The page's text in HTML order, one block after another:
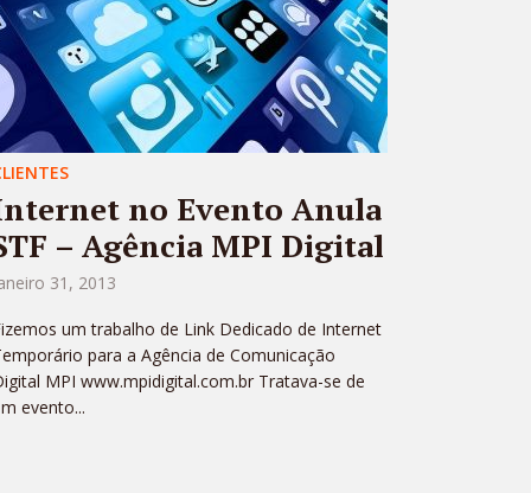
no Evento Anula
– Agência MPI Digital
31, 2013
um trabalho de Link Dedicado de Internet
para a Agência de Comunicação
MPI www.mpidigital.com.br Tratava-se de
evento...